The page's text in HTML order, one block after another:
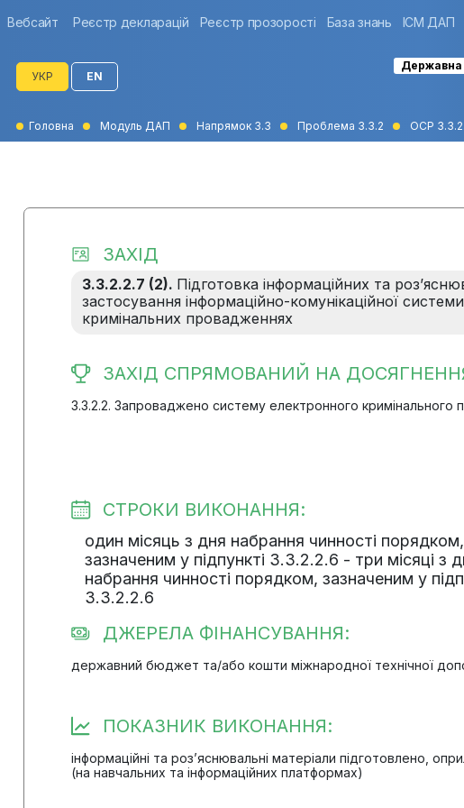
Вебсайт Реєстр декларацій Реєстр прозорості База знань ІСМ ДАП
УКР EN
Державна
Головна Модуль ДАП Напрямок 3.3 Проблема 3.3.2 ОСР
ЗАХІД
3.3.2.2.7 (2). Підготовка інформаційних та
застосування інформаційно-комунікаційної
кримінальних провадженнях
ЗАХІД СПРЯМОВАНИЙ НА
3.3.2.2. Запроваджено систему електронного кримінального
СТРОКИ ВИКОНАННЯ:
один місяць з дня набрання чинності порядком,
зазначеним у підпункті 3.3.2.2.6 - три місяці з
набрання чинності порядком, зазначеним у
3.3.2.2.6
ДЖЕРЕЛА ФІНАНСУВАННЯ:
державний бюджет та/або кошти міжнародної технічної
ПОКАЗНИК ВИКОНАННЯ:
інформаційні та роз’яснювальні матеріали підготовлено,
(на навчальних та інформаційних платформах)